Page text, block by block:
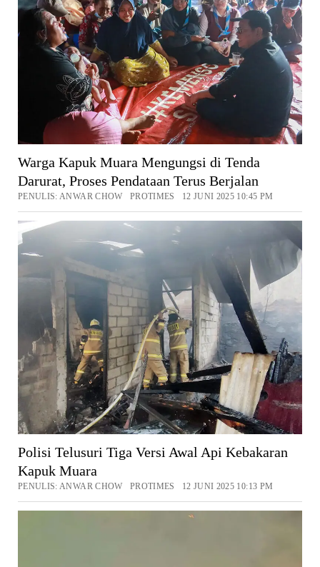
Warga Kapuk Muara Mengungsi di Tenda
Darurat, Proses Pendataan Terus Berjalan
PENULIS: ANWAR CHOW PROTIMES 12 JUNI 2025 10:45 PM
Polisi Telusuri Tiga Versi Awal Api Kebakaran
Kapuk Muara
PENULIS: ANWAR CHOW PROTIMES 12 JUNI 2025 10:13 PM